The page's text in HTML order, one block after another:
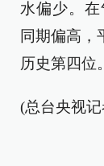
水偏少。
同期偏高，
历史第四位。
(总台央视